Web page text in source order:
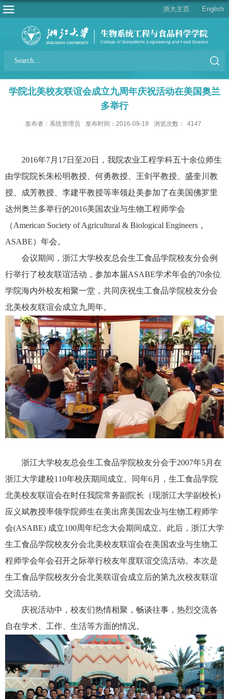
浙大主页 English
学院北美校友联谊会成立九周年庆祝活动在美国奥兰
多举行
发布者：系统管理员 发布时间：2016-09-19 浏览次数： 4147
2016年7月 17日至20日，我院农业工程学科五十余位师生
由学院院长朱松明教授、何勇教授、王剑平教授、盛奎川教
授、成芳教授、李建平教授等率领赴美参加了在美国佛罗里
达州奥兰多举行的2016美国农业与生物工程师学会
（American Society of Agricultural & Biological Engineers ，
ASABE）年会。
会议期间，浙江大学校友总会生工食品学院校友分会例
行举行了校友联谊活动，参加本届ASABE学术年会的70余位
学院海内外校友相聚一堂，共同庆祝生工食品学院校友分会
北美校友联谊会成立九周年。
浙江大学校友总会生工食品学院校友分会于2007年5月在
浙江大学建校110年校庆期间成立。同年6月，生工食品学院
北美校友联谊会在时任我院常务副院长（现浙江大学副校长)
应义斌教授率领学院师生在美出席美国农业与生物工程师学
会(ASABE) 成立100周年纪念大会期间成立。此后， 浙江大学
生工食品学院校友分会北美校友联谊会在美国农业与生物工
程师学会年会召开之际举行校友年度联谊交流活动。 本次是
生工食品学院校友分会北美联谊会成立后的第九次校友联谊
交流活动。
庆祝活动中，校友们热情相聚，畅谈往事，热烈交流各
自在学术、工作、生活等方面的情况。